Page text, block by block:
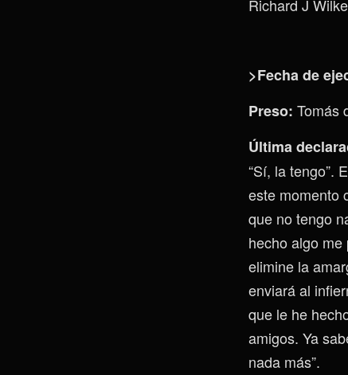
Richard J
>Fecha de
Preso: Tomás
Última
“Sí, la tengo”.
este momento
que no tengo
hecho algo
elimine la
enviará al
que le he
amigos. Ya
nada más”.